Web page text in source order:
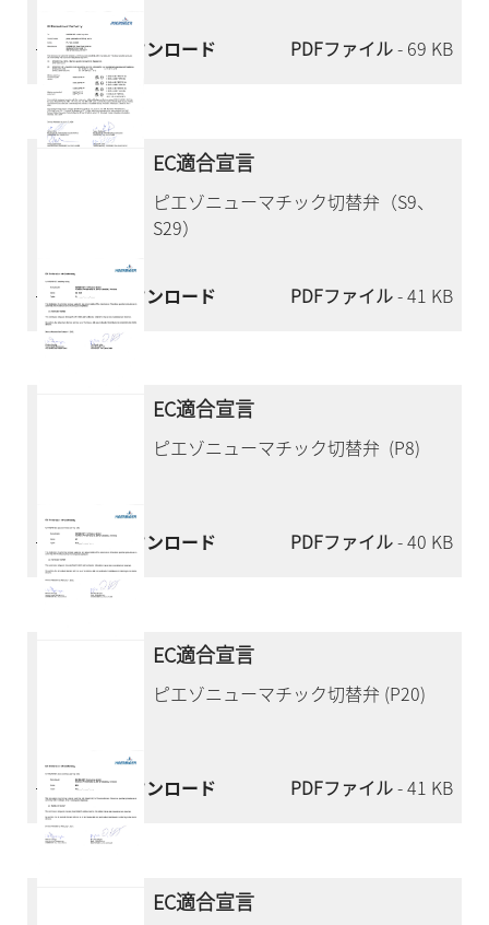
今すぐダウンロード PDFファイル- 69 KB
EC適合宣言
ピエゾニューマチック切替弁（S9、
S29）
今すぐダウンロード PDFファイル- 41 KB
EC適合宣言
ピエゾニューマチック切替弁 (P8)
今すぐダウンロード PDFファイル- 40 KB
EC適合宣言
ピエゾニューマチック切替弁 (P20)
今すぐダウンロード PDFファイル- 41 KB
EC適合宣言